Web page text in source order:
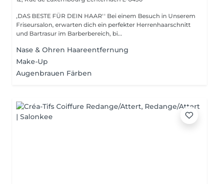
,DAS BESTE FÜR DEIN HAAR'' Bei einem Besuch in Unserem
Friseursalon, erwarten dich ein perfekter Herrenhaarschnitt
und Bartrasur im Barberbereich, bi...
Nase & Ohren Haareentfernung
Make-Up
Augenbrauen Färben